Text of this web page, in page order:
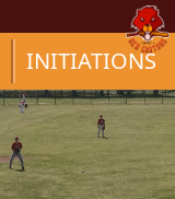
INITIATIONS